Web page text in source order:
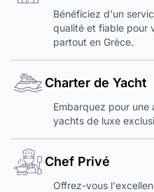
Bénéficiez d'un
qualité et fiable pour
partout en Grèce.
Charter de Yacht
Embarquez pour une
yachts de luxe
Chef Privé
Offrez-vous